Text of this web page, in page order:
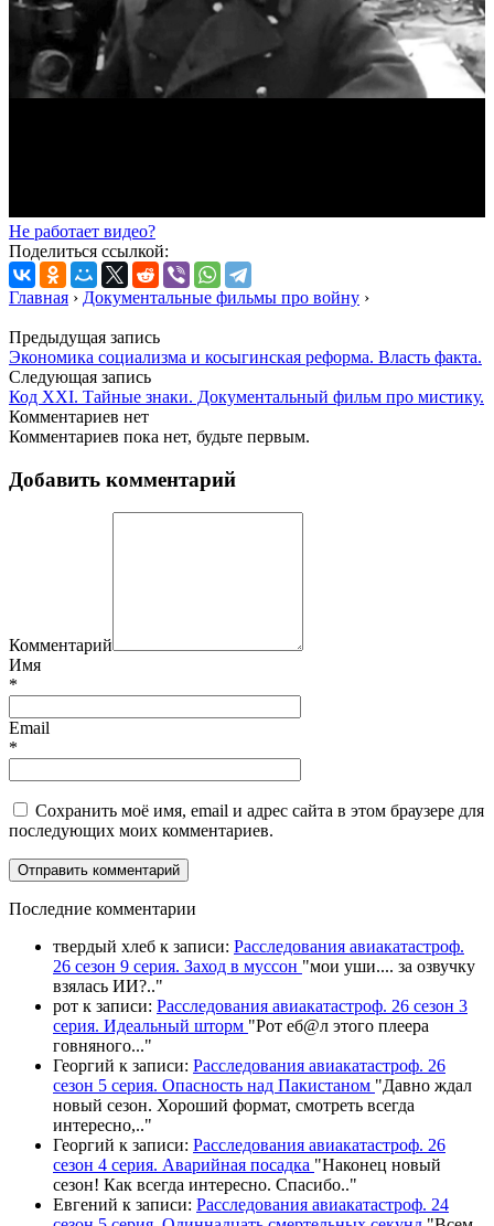
Не работает видео?
Поделиться ссылкой:
Главная › Документальные фильмы про войну ›
Предыдущая запись
Экономика социализма и косыгинская реформа. Власть факта.
Следующая запись
Код XXI. Тайные знаки. Документальный фильм про мистику.
Комментариев нет
Комментариев пока нет, будьте первым.
Добавить комментарий
Комментарий
Имя
*
Email
*
Сохранить моё имя, email и адрес сайта в этом браузере для
последующих моих комментариев.
Последние комментарии
твердый хлеб к записи: Расследования авиакатастроф.
26 сезон 9 серия. Заход в муссон "мои уши.... за озвучку
взялась ИИ?.."
рот к записи: Расследования авиакатастроф. 26 сезон 3
серия. Идеальный шторм "Рот еб@л этого плеера
говняного..."
Георгий к записи: Расследования авиакатастроф. 26
сезон 5 серия. Опасность над Пакистаном "Давно ждал
новый сезон. Хороший формат, смотреть всегда
интересно,.."
Георгий к записи: Расследования авиакатастроф. 26
сезон 4 серия. Аварийная посадка "Наконец новый
сезон! Как всегда интересно. Спасибо.."
Евгений к записи: Расследования авиакатастроф. 24